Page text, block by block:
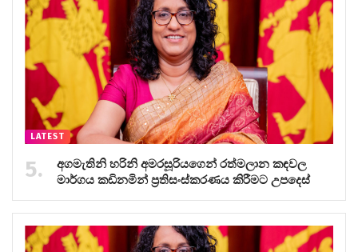
LATEST
අගමැතිනි හරිනි අමරසූරියගෙන් රත්මලාන කඳවල
මාර්ගය කඩිනමින් ප්‍රතිසංස්කරණය කිරීමට උපදෙස්